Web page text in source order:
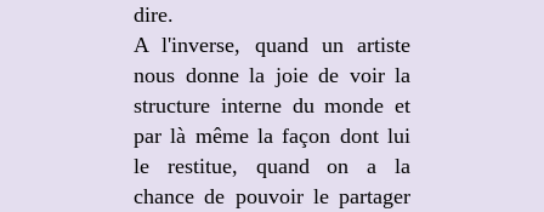
dire.
A l'inverse, quand un artiste
nous donne la joie de voir la
structure interne du monde et
par là même la façon dont lui
le restitue, quand on a la
chance de pouvoir le partager